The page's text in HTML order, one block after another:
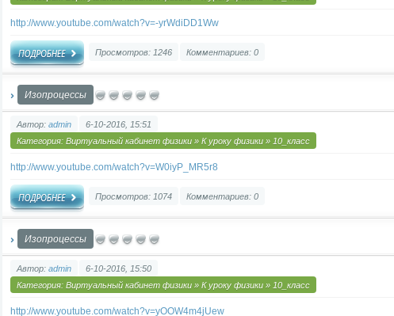
http://www.youtube.com/watch?v=-yrWdiDD1Ww
Просмотров: 1246 Комментариев: 0
Изопроцессы
Автор: admin
6-10-2016, 15:51
Категория: Виртуальный кабинет физики » К уроку физики » 10_класс
http://www.youtube.com/watch?v=W0iyP_MR5r8
Просмотров: 1074 Комментариев: 0
Изопроцессы
Автор: admin
6-10-2016, 15:50
Категория: Виртуальный кабинет физики » К уроку физики » 10_класс
http://www.youtube.com/watch?v=yOOW4m4jUew